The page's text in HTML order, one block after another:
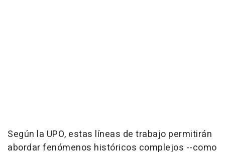
Según la UPO, estas líneas de trabajo permitirán
abordar fenómenos históricos complejos --como